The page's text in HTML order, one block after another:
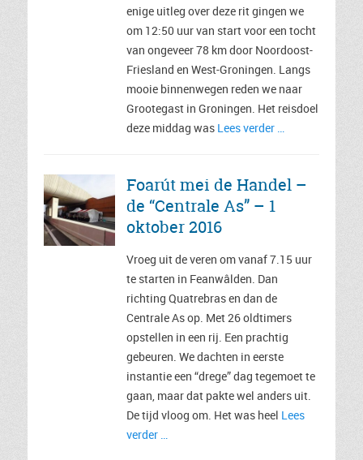
enige uitleg over deze rit gingen we
om 12:50 uur van start voor een tocht
van ongeveer 78 km door Noordoost-
Friesland en West-Groningen. Langs
mooie binnenwegen reden we naar
Grootegast in Groningen. Het reisdoel
deze middag was Lees verder …
Foarút mei de Handel –
de “Centrale As” – 1
oktober 2016
Vroeg uit de veren om vanaf 7.15 uur
te starten in Feanwâlden. Dan
richting Quatrebras en dan de
Centrale As op. Met 26 oldtimers
opstellen in een rij. Een prachtig
gebeuren. We dachten in eerste
instantie een “drege” dag tegemoet te
gaan, maar dat pakte wel anders uit.
De tijd vloog om. Het was heel Lees
verder …